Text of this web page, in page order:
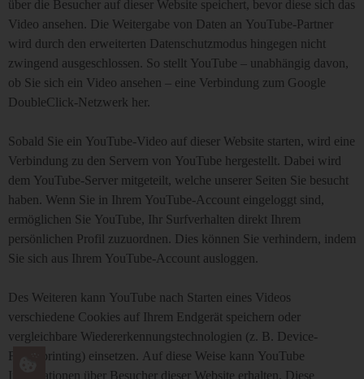
über die Besucher auf dieser Website speichert, bevor diese sich das
Video ansehen. Die Weitergabe von Daten an YouTube-Partner
wird durch den erweiterten Datenschutzmodus hingegen nicht
zwingend ausgeschlossen. So stellt YouTube – unabhängig davon,
ob Sie sich ein Video ansehen – eine Verbindung zum Google
DoubleClick-Netzwerk her.
Sobald Sie ein YouTube-Video auf dieser Website starten, wird eine
Verbindung zu den Servern von YouTube hergestellt. Dabei wird
dem YouTube-Server mitgeteilt, welche unserer Seiten Sie besucht
haben. Wenn Sie in Ihrem YouTube-Account eingeloggt sind,
ermöglichen Sie YouTube, Ihr Surfverhalten direkt Ihrem
persönlichen Profil zuzuordnen. Dies können Sie verhindern, indem
Sie sich aus Ihrem YouTube-Account ausloggen.
Des Weiteren kann YouTube nach Starten eines Videos
verschiedene Cookies auf Ihrem Endgerät speichern oder
vergleichbare Wiedererkennungstechnologien (z. B. Device-
Fingerprinting) einsetzen. Auf diese Weise kann YouTube
Informationen über Besucher dieser Website erhalten. Diese